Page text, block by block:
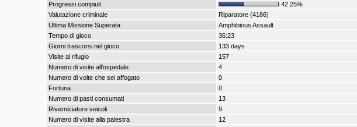
Progressi compiuti
42.25%
Valutazione criminale
Riparatore (4186)
Ultima Missione Superata
Amphibious Assault
Tempo di gioco
36:23
Giorni trascorsi nel gioco
133 days
Visite al rifugio
157
Numero di visite all'ospedale
4
Numero di volte che sei affogato
0
Fortuna
0
Numero di pasti consumati
13
Riverniciature veicoli
9
Numero di visite alla palestra
12